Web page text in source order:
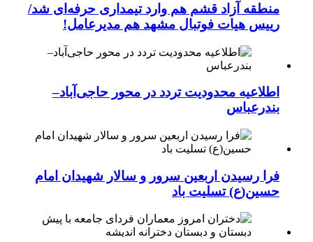
منطقه آزاد قشم هم وارد تیمداری حرفه‌ای شد/
رییس هیات فوتبال مشهد هم مدیرعامل!
اطلاعیه محدودیت تردد در محور حاجی‌آباد–
بندرعباس
فرا رسیدن اربعین سرور و سالار شهیدان امام
حسین(ع) تسلیت باد